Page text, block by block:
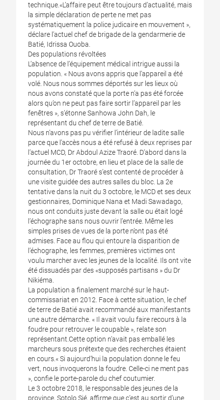
technique.«L’affaire peut être toujours d’actualité, mais
la simple déclaration de perte ne met pas
systématiquement la police judicaire en mouvement »,
déclare l’actuel chef de brigade de la gendarmerie de
Batié, Idrissa Ouoba.
Des populations révoltées
L’absence de l’équipement médical intrigue aussi la
population. « Nous avons appris que l’appareil a été
volé. Nous nous sommes déportés sur les lieux où
nous avons constaté que la porte n’a pas été forcée
alors qu’on ne peut pas faire sortir l’appareil par les
fenêtres », s’étonne Sanhowa John Dah, le
représentant du chef de terre de Batié.
Nous n’avons pas pu vérifier l’intérieur de ladite salle
parce que l’accès nous a été refusé à deux reprises par
l’actuel MCD, Dr Abdoul Azize Traoré. D’abord dans la
journée du 1er octobre, en lieu et place de la salle de
consultation, Dr Traoré s’est contenté de procéder à
une visite guidée des autres salles du bloc. La 2e
tentative dans la nuit du 3 octobre, le MCD et ses deux
gestionnaires, Dominique Nana et Madi Sawadago,
nous ont conduits juste devant la salle ou était logé
l’échographe sans nous ouvrir l’entrée. Même les
simples prises de vues de la porte n’ont pas été
admises. Face au flou qui entoure la disparition de
l’échographe, les femmes, premières victimes ont
voulu marcher avec les jeunes de la localité. Ils ont vite
été dissuadés par des «supposés partisans » du Dr
Nikiéma.
La population a finalement marché sur le haut-
commissariat en 2012. Face à cette situation, le chef
de terre de Batié avait recommandé aux manifestants
une autre démarche. « Il avait voulu faire recours à la
foudre pour retrouver le coupable », relate son
représentant.Cette option n’avait pas emballé les
marcheurs sous prétexte que des recherches étaient
en cours.« Si aujourd’hui la population donne le feu
vert, nous invoquerons la foudre. Celle-ci ne ment pas
», confie le porte-parole du chef coutumier.
Le 3 octobre 2018, le responsable des jeunes de la
province, Sotolo Sié, affirme que c’est au sortir d’une